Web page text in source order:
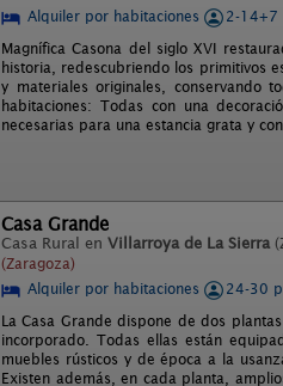
Alquiler por habitaciones
2-14+7
Magnífica Casona del siglo XVI
historia, redescubriendo los primitivos
y materiales originales, conservando
habitaciones: Todas con una
necesarias para una estancia grata y
Casa Grande
Casa Rural en Villarroya de La Sierra
(Zaragoza)
Alquiler por habitaciones 24-30
La Casa Grande dispone de dos
incorporado. Todas ellas están
muebles rústicos y de época a la
Existen además, en cada planta,